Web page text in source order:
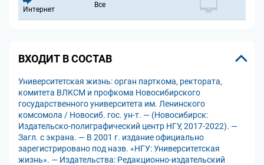
Интернет
Все
ВХОДИТ В СОСТАВ
Университетская жизнь: орган парткома, ректората,
комитета ВЛКСМ и профкома Новосибирского
государственного университета им. Ленинского
комсомола / Новосиб. гос. ун-т. — (Новосибирск:
Издательско-полиграфический центр НГУ, 2017-2022). —
Загл. с экрана. — В 2001 г. издание официально
зарегистрировано под назв. «НГУ: Университетская
жизнь». — Издательства: Редакционно-издательский